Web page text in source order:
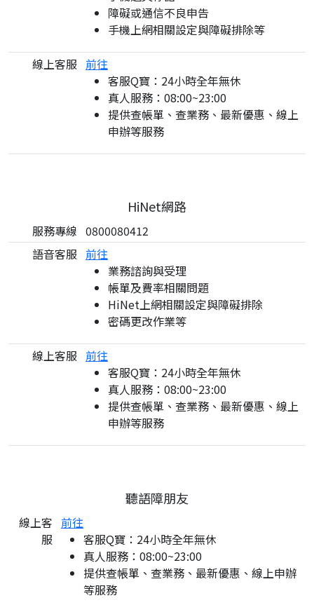
障礙或通信不良申告
手機上網相關設定與障礙排除等
線上客服 前往
客服Q寶：24小時全年無休
真人服務：08:00~23:00
提供查帳單、查業務、最新優惠、線上
申辦等服務
HiNet網路
服務專線 0800080412
語音客服 前往
業務諮詢與受理
帳單及費率相關問題
HiNet上網相關設定與障礙排除
密碼更改作業等
線上客服 前往
客服Q寶：24小時全年無休
真人服務：08:00~23:00
提供查帳單、查業務、最新優惠、線上
申辦等服務
聽語障朋友
線上客
服
前往
客服Q寶：24小時全年無休
真人服務：08:00~23:00
提供查帳單、查業務、最新優惠、線上申辦
等服務